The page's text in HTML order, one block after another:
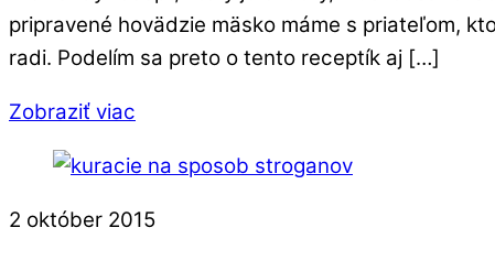
pripravené hovädzie mäsko máme s priateľom,
radi. Podelím sa preto o tento receptík aj […]
Zobraziť viac
2 október 2015